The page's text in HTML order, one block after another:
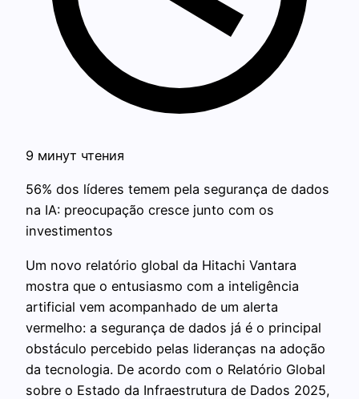
9 минут чтения
56% dos líderes temem pela segurança de dados
na IA: preocupação cresce junto com os
investimentos
Um novo relatório global da Hitachi Vantara
mostra que o entusiasmo com a inteligência
artificial vem acompanhado de um alerta
vermelho: a segurança de dados já é o principal
obstáculo percebido pelas lideranças na adoção
da tecnologia. De acordo com o Relatório Global
sobre o Estado da Infraestrutura de Dados 2025,